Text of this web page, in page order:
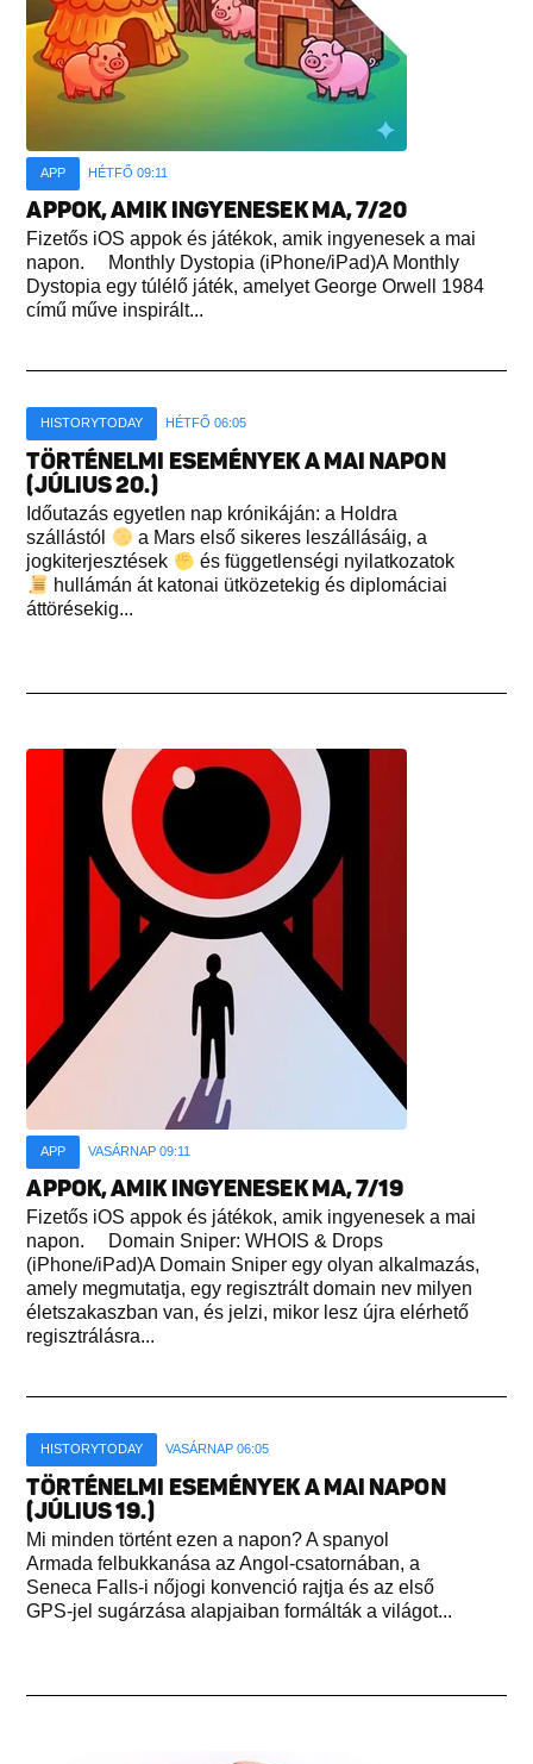
APP HÉTFŐ 09:11
APPOK, AMIK INGYENESEK MA, 7/20
Fizetős iOS appok és játékok, amik ingyenesek a mai
napon. Monthly Dystopia (iPhone/iPad)A Monthly
Dystopia egy túlélő játék, amelyet George Orwell 1984
című műve inspirált...
HISTORYTODAY HÉTFŐ 06:05
TÖRTÉNELMI ESEMÉNYEK A MAI NAPON
(JÚLIUS 20.)
Időutazás egyetlen nap krónikáján: a Holdra
szállástól
a Mars első sikeres leszállásáig, a
jogkiterjesztések
és függetlenségi nyilatkozatok
hullámán át katonai ütközetekig és diplomáciai
áttörésekig...
APP VASÁRNAP 09:11
APPOK, AMIK INGYENESEK MA, 7/19
Fizetős iOS appok és játékok, amik ingyenesek a mai
napon. Domain Sniper: WHOIS & Drops
(iPhone/iPad)A Domain Sniper egy olyan alkalmazás,
amely megmutatja, egy regisztrált domain nev milyen
életszakaszban van, és jelzi, mikor lesz újra elérhető
regisztrálásra...
HISTORYTODAY VASÁRNAP 06:05
TÖRTÉNELMI ESEMÉNYEK A MAI NAPON
(JÚLIUS 19.)
Mi minden történt ezen a napon? A spanyol
Armada felbukkanása az Angol-csatornában, a
Seneca Falls-i nőjogi konvenció rajtja és az első
GPS-jel sugárzása alapjaiban formálták a világot...